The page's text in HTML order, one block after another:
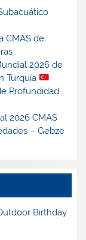
CMAS de
2026 de
Turquía
Profundidad
2026 CMAS
– Gebze
Birthday